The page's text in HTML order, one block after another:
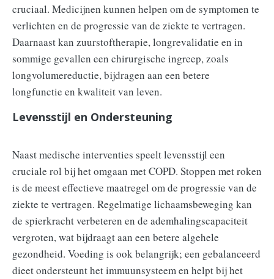
cruciaal. Medicijnen kunnen helpen om de symptomen te
verlichten en de progressie van de ziekte te vertragen.
Daarnaast kan zuurstoftherapie, longrevalidatie en in
sommige gevallen een chirurgische ingreep, zoals
longvolumereductie, bijdragen aan een betere
longfunctie en kwaliteit van leven.
Levensstijl en Ondersteuning
Naast medische interventies speelt levensstijl een
cruciale rol bij het omgaan met COPD. Stoppen met roken
is de meest effectieve maatregel om de progressie van de
ziekte te vertragen. Regelmatige lichaamsbeweging kan
de spierkracht verbeteren en de ademhalingscapaciteit
vergroten, wat bijdraagt aan een betere algehele
gezondheid. Voeding is ook belangrijk; een gebalanceerd
dieet ondersteunt het immuunsysteem en helpt bij het